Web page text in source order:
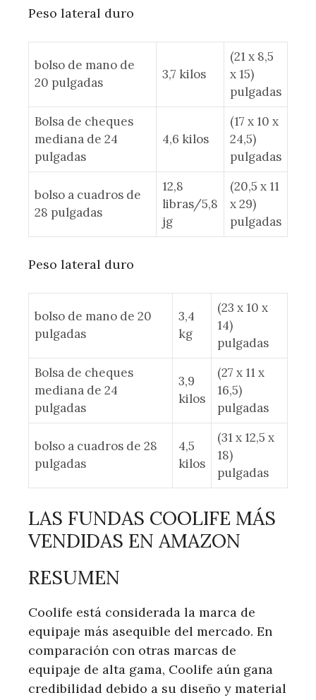
Peso lateral duro
bolso de mano de
20 pulgadas
3,7 kilos
(21 x 8,5
x 15)
pulgadas
Bolsa de cheques
mediana de 24
pulgadas
4,6 kilos
(17 x 10 x
24,5)
pulgadas
bolso a cuadros de
28 pulgadas
12,8
libras/5,8
jg
(20,5 x 11
x 29)
pulgadas
Peso lateral duro
bolso de mano de 20
pulgadas
3,4
kg
(23 x 10 x
14)
pulgadas
Bolsa de cheques
mediana de 24
pulgadas
3,9
kilos
(27 x 11 x
16,5)
pulgadas
bolso a cuadros de 28
pulgadas
4,5
kilos
(31 x 12,5 x
18)
pulgadas
LAS FUNDAS COOLIFE MÁS
VENDIDAS EN AMAZON
RESUMEN
Coolife está considerada la marca de
equipaje más asequible del mercado. En
comparación con otras marcas de
equipaje de alta gama, Coolife aún gana
credibilidad debido a su diseño y material